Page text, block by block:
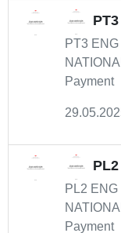
PT3
Payment
PL2
Payment